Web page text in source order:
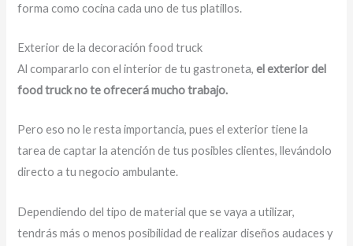
forma como cocina cada uno de tus platillos.
Exterior de la decoración food truck
Al compararlo con el interior de tu gastroneta,el exterior del
food truck no te ofrecerá mucho trabajo.
Pero eso no le resta importancia, pues el exterior tiene la
tarea de captar la atención de tus posibles clientes, llevándolo
directo a tu negocio ambulante.
Dependiendo del tipo de material que se vaya a utilizar,
tendrás más o menos posibilidad de realizar diseños audaces y